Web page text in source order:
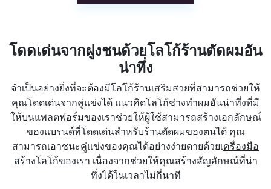
โดดเด่นจากฝูงชนด้วยโลโก้ร้านตัดผมอัน
น่าทึ่ง
จำเป็นอย่างยิ่งที่จะต้องมีโลโก้ร้านเสริมสวยที่สามารถช่วยให้
คุณโดดเด่นจากคู่แข่งได้ แนวคิดโลโก้ช่างทำผมอันน่าทึ่งที่มี
ให้บนแพลตฟอร์มของเราช่วยให้ผู้ใช้สามารถสร้างเอกลักษณ์
ของแบรนด์ที่โดดเด่นสำหรับร้านตัดผมของตนได้ คุณ
สามารถเอาชนะคู่แข่งของคุณได้อย่างง่ายดายด้วยเครื่องมือ
สร้างโลโก้ของเรา เนื่องจากช่วยให้คุณสร้างสัญลักษณ์ที่น่า
ทึ่งได้ในเวลาไม่กี่นาที